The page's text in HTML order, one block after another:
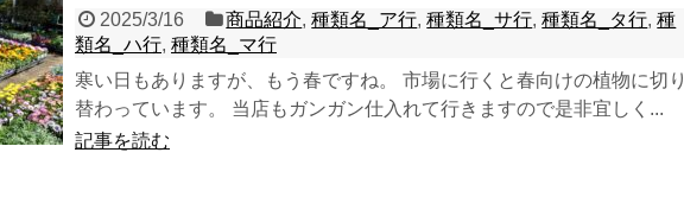
2025/3/16 商品紹介,種類名_ア行,種類名_サ行,種類名_タ行,種
類名_ハ行, 種類名_マ行
寒い日もありますが、もう春ですね。 市場に行くと春向けの植物に切り
替わっています。 当店もガンガン仕入れて行きますので是非宜しく...
記事を読む